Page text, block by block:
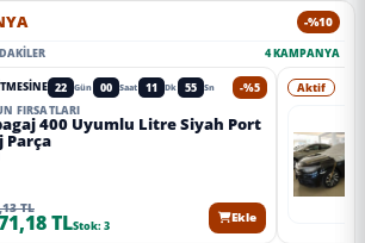
-%10
4 KAMPANYA
-%5
22 Gün 00 Saat 11 Dk 53 Sn
FIRSATLARI
400 Uyumlu Litre Siyah Port
Parça
TL
TLStok: 3
Ekle
Aktif